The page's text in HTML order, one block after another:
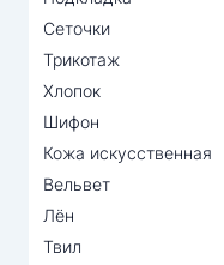
Сеточки
Трикотаж
Хлопок
Шифон
Кожа искусственная
Вельвет
Лён
Твил